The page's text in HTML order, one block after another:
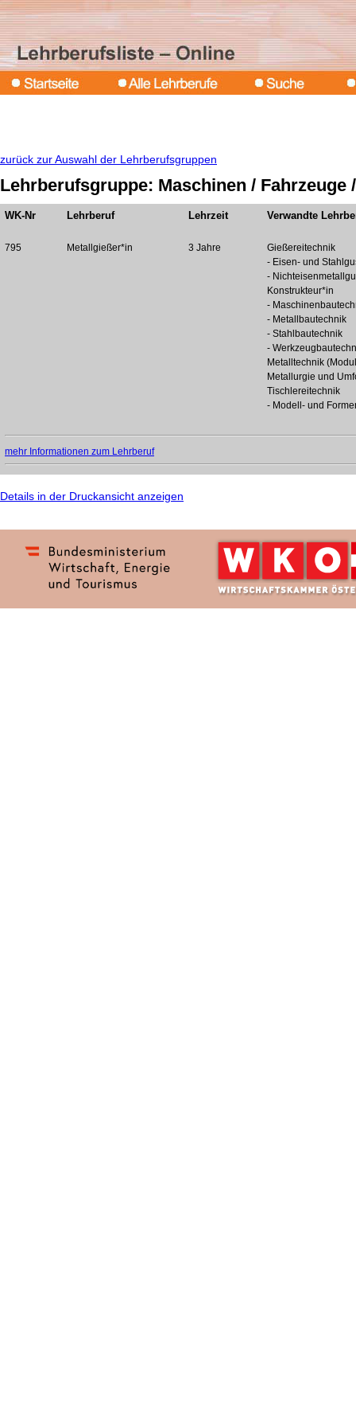
zurück zur Auswahl der Lehrberufsgruppen
Lehrberufsgruppe: Maschinen / Fahrzeuge
WK-Nr Lehrberuf Lehrzeit Verwandte
795 Metallgießer*in 3 Jahre
Gießereitechnik
- Eisen- und
-
Konstrukteur*in
-
- Metallbautechnik
- Stahlbautechnik
-
Metalltechnik
Metallurgie und
Tischlereitechnik
- Modell- und
mehr Informationen zum Lehrberuf
Details in der Druckansicht anzeigen